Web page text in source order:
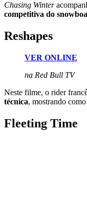
Chasing Winter
competitiva do
Reshapes
VER ONLINE
na Red Bull TV
Neste filme, o rider
técnica, mostrando
Fleeting Time